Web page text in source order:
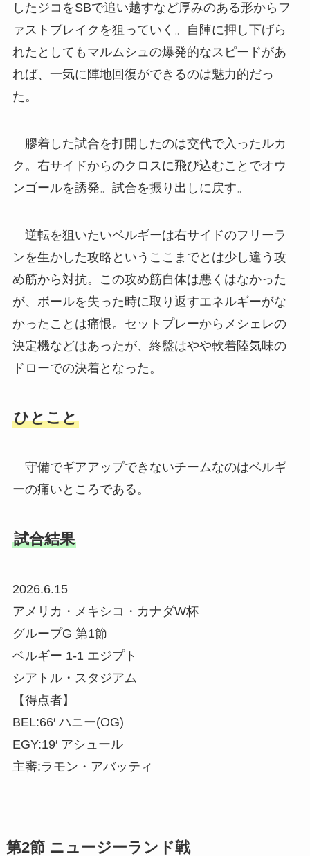
したジコをSBで追い越すなど厚みのある形からフ
ァストブレイクを狙っていく。自陣に押し下げら
れたとしてもマルムシュの爆発的なスピードがあ
れば、一気に陣地回復ができるのは魅力的だっ
た。
膠着した試合を打開したのは交代で入ったルカ
ク。右サイドからのクロスに飛び込むことでオウ
ンゴールを誘発。試合を振り出しに戻す。
逆転を狙いたいベルギーは右サイドのフリーラ
ンを生かした攻略というここまでとは少し違う攻
め筋から対抗。この攻め筋自体は悪くはなかった
が、ボールを失った時に取り返すエネルギーがな
かったことは痛恨。セットプレーからメシェレの
決定機などはあったが、終盤はやや軟着陸気味の
ドローでの決着となった。
ひとこと
守備でギアアップできないチームなのはベルギ
ーの痛いところである。
試合結果
2026.6.15
アメリカ・メキシコ・カナダW杯
グループG 第1節
ベルギー 1-1 エジプト
シアトル・スタジアム
【得点者】
BEL:66′ ハニー(OG)
EGY:19′ アシュール
主審:ラモン・アバッティ
第2節 ニュージーランド戦